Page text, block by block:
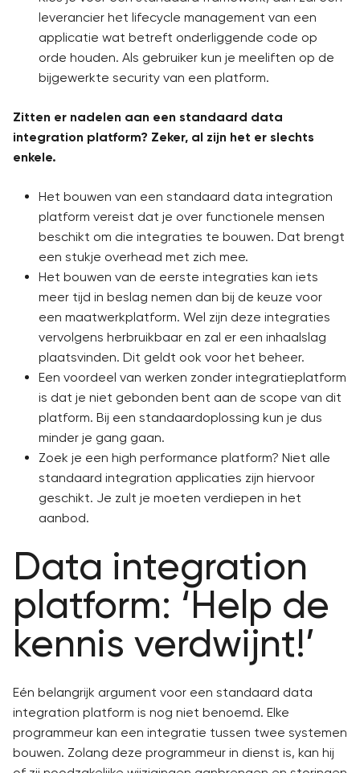
leverancier het lifecycle management van een
applicatie wat betreft onderliggende code op
orde houden. Als gebruiker kun je meeliften op de
bijgewerkte security van een platform.
Zitten er nadelen aan een standaard data
integration platform? Zeker, al zijn het er slechts
enkele.
Het bouwen van een standaard data integration
platform vereist dat je over functionele mensen
beschikt om die integraties te bouwen. Dat brengt
een stukje overhead met zich mee.
Het bouwen van de eerste integraties kan iets
meer tijd in beslag nemen dan bij de keuze voor
een maatwerkplatform. Wel zijn deze integraties
vervolgens herbruikbaar en zal er een inhaalslag
plaatsvinden. Dit geldt ook voor het beheer.
Een voordeel van werken zonder integratieplatform
is dat je niet gebonden bent aan de scope van dit
platform. Bij een standaardoplossing kun je dus
minder je gang gaan.
Zoek je een high performance platform? Niet alle
standaard integration applicaties zijn hiervoor
geschikt. Je zult je moeten verdiepen in het
aanbod.
Data integration
platform: ‘Help de
kennis verdwijnt!’
Eén belangrijk argument voor een standaard data
integration platform is nog niet benoemd. Elke
programmeur kan een integratie tussen twee systemen
bouwen. Zolang deze programmeur in dienst is, kan hij